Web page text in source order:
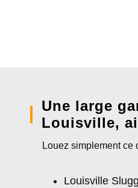
Une large
Louisville,
Louez simplement ce
Louisville